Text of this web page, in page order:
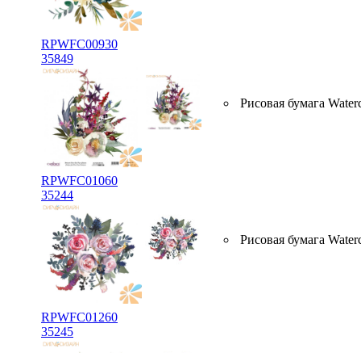
RPWFC00930
35849
Рисовая бумага
RPWFC01060
35244
Рисовая бумага
RPWFC01260
35245